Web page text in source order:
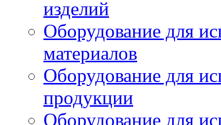
изделий
Оборудование для
материалов
Оборудование для
продукции
Оборудование для